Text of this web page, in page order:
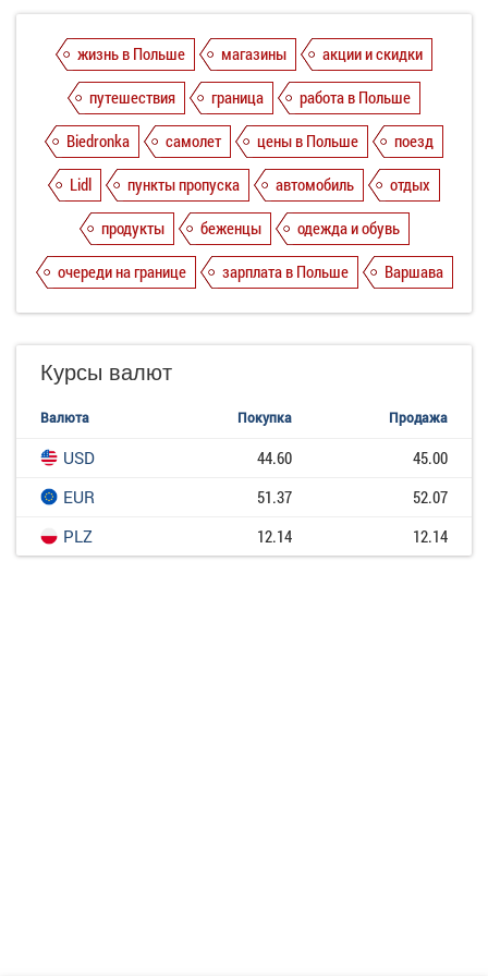
жизнь в Польше магазины
акции и скидки
путешествия
граница
работа в Польше
Biedronka
самолет цены в Польше
поезд
Lidl
пункты пропуска автомобиль
отдых
продукты
беженцы
одежда и обувь
очереди на границе
зарплата в Польше Варшава
Курсы валют
Валюта Покупка Продажа
USD 44.60
45.00
EUR
51.37
52.07
PLZ
12.14 12.14